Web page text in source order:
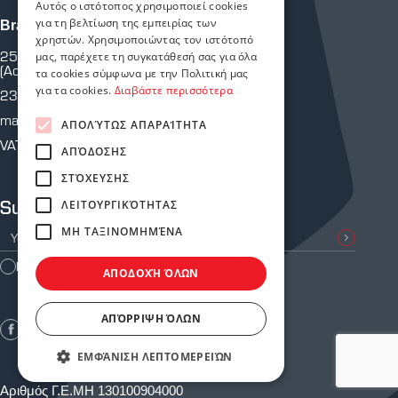
Subscribe to our newsletter
I agree with the Terms of Use
Branch Martiou
25th of Martiou 43 & Crete
(Across from P.Y.)
2310 810 805
martiou@astoriasafetystores.gr
VAT: 800574464
Αριθμός Γ.Ε.ΜΗ 130100904000
Αυτός ο ιστότοπος χρησιμοποιεί cookies
για τη βελτίωση της εμπειρίας των
χρηστών. Χρησιμοποιώντας τον ιστότοπό
μας, παρέχετε τη συγκατάθεσή σας για όλα
τα cookies σύμφωνα με την Πολιτική μας
για τα cookies. Διαβάστε περισσότερα
ΑΠΟΛΎΤΩΣ ΑΠΑΡΑΊΤΗΤΑ
ΑΠΌΔΟΣΗΣ
ΣΤΌΧΕΥΣΗΣ
ΛΕΙΤΟΥΡΓΙΚΌΤΗΤΑΣ
ΜΗ ΤΑΞΙΝΟΜΗΜΈΝΑ
ΑΠΟΔΟΧΉ ΌΛΩΝ
ΑΠΌΡΡΙΨΗ ΌΛΩΝ
ΕΜΦΆΝΙΣΗ ΛΕΠΤΟΜΕΡΕΙΏΝ